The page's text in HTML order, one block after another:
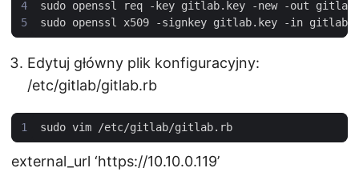
sudo openssl x509 -signkey gitlab.key -in
Edytuj główny plik konfiguracyjny:
/etc/gitlab/gitlab.rb
external_url ‘https://10.10.0.119’